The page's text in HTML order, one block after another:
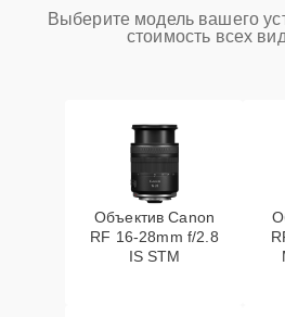
Выберите модель вашего
стоимость всех
Объектив Canon
RF 16‑28mm f/2.8
IS STM